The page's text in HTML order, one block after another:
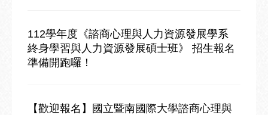
112學年度《諮商心理與人力資源發展學系
終身學習與人力資源發展碩士班》 招生報名
準備開跑囉！
【歡迎報名】國立暨南國際大學諮商心理與